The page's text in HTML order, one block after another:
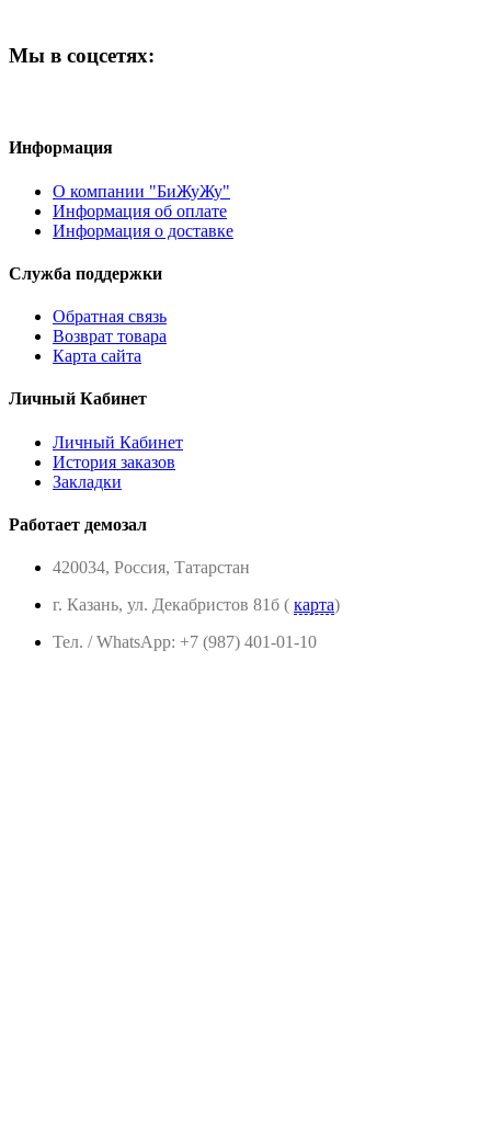
Мы в соцсетях:
Информация
О компании "БиЖуЖу"
Информация об оплате
Информация о доставке
Служба поддержки
Обратная связь
Возврат товара
Карта сайта
Личный Кабинет
Личный Кабинет
История заказов
Закладки
Работает демозал
420034, Россия, Татарстан
г. Казань, ул. Декабристов 81б ( карта)
Тел. / WhatsApp: +7 (987) 401-01-10